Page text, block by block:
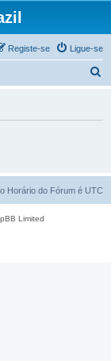
Ligue-se
Registe-se
a
Horário do Fórum é UTC
Limited